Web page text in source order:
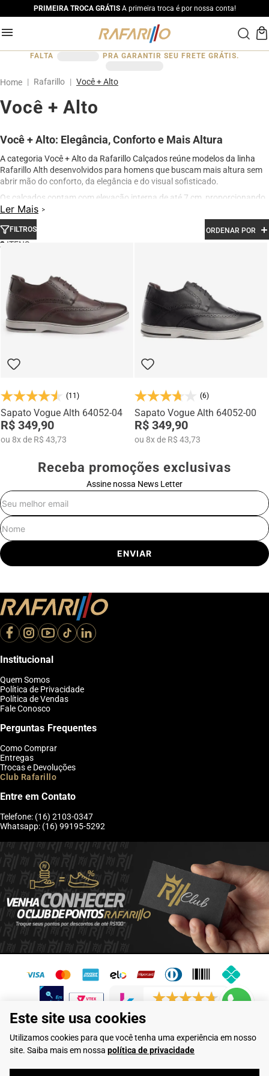
Este site usa cookies
Utilizamos cookies para que você tenha uma experiência em nosso
site. Saiba mais em nossa política de privacidade
PRIMEIRA TROCA GRÁTISA primeira troca é por nossa conta!
FALTA PRA GARANTIR SEU FRETE GRÁTIS.
Rafarillo Você + Alto
Você + Alto
Você + Alto: Elegância, Conforto e Mais Altura
A categoria Você + Alto da Rafarillo Calçados reúne modelos da linha
Rafarillo Alth desenvolvidos para homens que buscam mais altura sem
abrir mão do conforto, da elegância e do visual sofisticado.
Os calçados contam com elevação interna de até 7 cm, proporcionando
aumento de altura de forma discreta e natural. Produzidos em couro
legítimo e com acabamento premium, os modelos oferecem excelente
conforto para uso diário, além de design moderno para ocasiões sociais,
profissionais e casuais.
desenvolvidos para garantir mais confiança, postura e estilo em
qualquer momento do dia.
Ler Mais
FILTROS ORDENAR POR
2
(11)
Sapato Vogue Alth 64052-04
R$ 349,90
ou 8xde R$ 43,73
(6)
Sapato Vogue Alth 64052-00
R$ 349,90
ou 8xde R$ 43,73
Receba promoções exclusivas
Assine nossa News Letter
ENVIAR
Institucional
Quem Somos
Política de Privacidade
Política de Vendas
Fale Conosco
Perguntas Frequentes
Como Comprar
Entregas
Trocas e Devoluções
Club Rafarillo
Entre em Contato
Telefone: (16) 2103-0347
Whatsapp: (16) 99195-5292
Flamarian Comércio de Calçados LTDA - CNPJ: 10.913.950/0001-60 -
Rua Evangelista de Lima, 710 - Franca/SP
Coronel Tamarindo, 2435 - Franca/SP